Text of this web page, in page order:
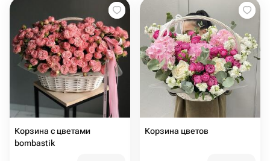
Корзина с цветами
bombastik
Корзина цветов